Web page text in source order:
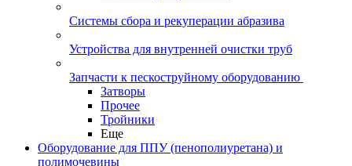
Системы сбора и рекуперации абразива
Устройства для внутренней очистки труб
Запчасти к пескоструйному оборудованию
Затворы
Прочее
Тройники
Еще
Оборудование для ППУ (пенополиуретана) и
полимочевины